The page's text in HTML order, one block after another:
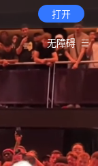
打开
无障碍